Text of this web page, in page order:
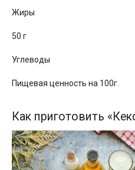
Жиры
50 г
Углеводы
Пищевая ценность на 100г.
Как приготовить